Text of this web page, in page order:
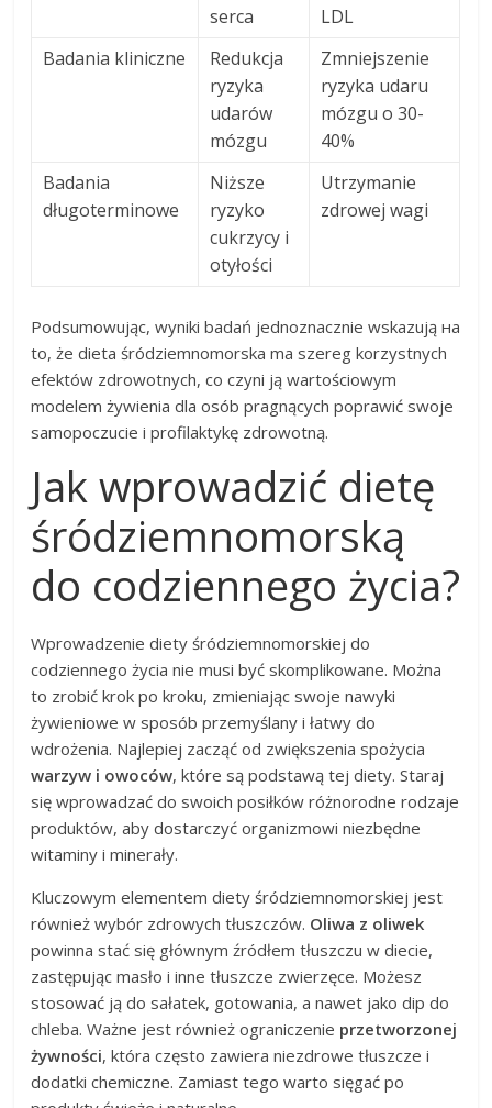
serca
LDL
Badania kliniczne
Redukcja
ryzyka
udarów
mózgu
Zmniejszenie
ryzyka udaru
mózgu o 30-
40%
Badania
długoterminowe
Niższe
ryzyko
cukrzycy i
otyłości
Utrzymanie
zdrowej wagi
Podsumowując, wyniki badań jednoznacznie wskazują на
to, że dieta śródziemnomorska ma szereg korzystnych
efektów zdrowotnych, co czyni ją wartościowym
modelem żywienia dla osób pragnących poprawić swoje
samopoczucie i profilaktykę zdrowotną.
Jak wprowadzić dietę
śródziemnomorską
do codziennego życia?
Wprowadzenie diety śródziemnomorskiej do
codziennego życia nie musi być skomplikowane. Można
to zrobić krok po kroku, zmieniając swoje nawyki
żywieniowe w sposób przemyślany i łatwy do
wdrożenia. Najlepiej zacząć od zwiększenia spożycia
warzyw i owoców, które są podstawą tej diety. Staraj
się wprowadzać do swoich posiłków różnorodne rodzaje
produktów, aby dostarczyć organizmowi niezbędne
witaminy i minerały.
Kluczowym elementem diety śródziemnomorskiej jest
również wybór zdrowych tłuszczów. Oliwa z oliwek
powinna stać się głównym źródłem tłuszczu w diecie,
zastępując masło i inne tłuszcze zwierzęce. Możesz
stosować ją do sałatek, gotowania, a nawet jako dip do
chleba. Ważne jest również ograniczenie przetworzonej
żywności, która często zawiera niezdrowe tłuszcze i
dodatki chemiczne. Zamiast tego warto sięgać po